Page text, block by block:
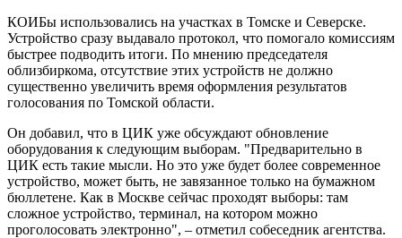
КОИБы использовались на участках в Томске и Северске.
Устройство сразу выдавало протокол, что помогало комиссиям
быстрее подводить итоги. По мнению председателя
облизбиркома, отсутствие этих устройств не должно
существенно увеличить время оформления результатов
голосования по Томской области.
Он добавил, что в ЦИК уже обсуждают обновление
оборудования к следующим выборам. "Предварительно в
ЦИК есть такие мысли. Но это уже будет более современное
устройство, может быть, не завязанное только на бумажном
бюллетене. Как в Москве сейчас проходят выборы: там
сложное устройство, терминал, на котором можно
проголосовать электронно", – отметил собеседник агентства.